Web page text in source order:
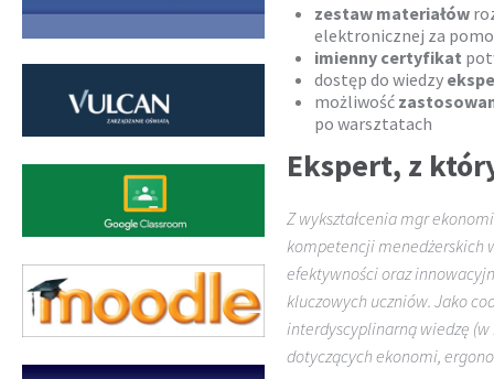
zestaw materiałów
elektronicznej za
imienny certyfikat
dostęp do wiedzy
możliwość
po warsztatach
Ekspert, z
Z wykształcenia mgr
kompetencji menedżerskich
efektywności oraz
kluczowych uczniów. Jako
interdyscyplinarną wiedzę
dotyczących ekonomi,